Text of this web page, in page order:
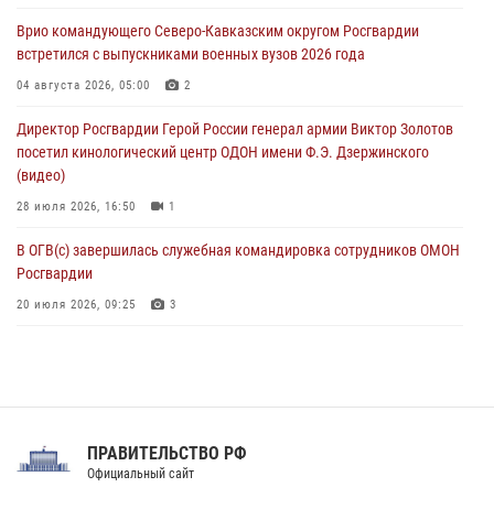
07 августа 2026, 11:18 2
Патриотическая акция «Каникулы с Росгвардией» прошла в
07 августа 2026, 11:00
Врио командующего Северо-Кавказским округом Росгвардии
встретился с выпускниками военных вузов 2026 года
04 августа 2026, 05:00 2
Директор Росгвардии Герой России генерал армии Виктор Золотов
посетил кинологический центр ОДОН имени Ф.Э. Дзержинского
(видео)
28 июля 2026, 16:50 1
В ОГВ(с) завершилась служебная командировка сотрудников ОМОН
Росгвардии
20 июля 2026, 09:25 3
Праздник «Один день с Росгвардией» к 105-летию Центрального
ПРАВИТЕЛЬСТВО РФ
Официальный сайт